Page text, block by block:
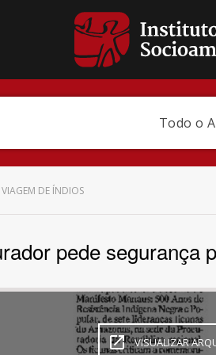
Todo o
DE ÍNDIOS
pede segurança
VISUALIZAR